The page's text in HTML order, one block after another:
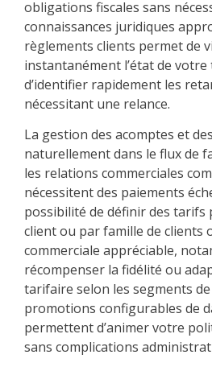
obligations fiscales sans
connaissances juridiques
règlements clients permet de
instantanément l’état de
d’identifier rapidement les
nécessitant une relance.
La gestion des acomptes et
naturellement dans le flux de
les relations commerciales
nécessitent des paiements
possibilité de définir des tarifs
client ou par famille de clients
commerciale appréciable,
récompenser la fidélité ou
tarifaire selon les segments de
promotions configurables de
permettent d’animer votre
sans complications